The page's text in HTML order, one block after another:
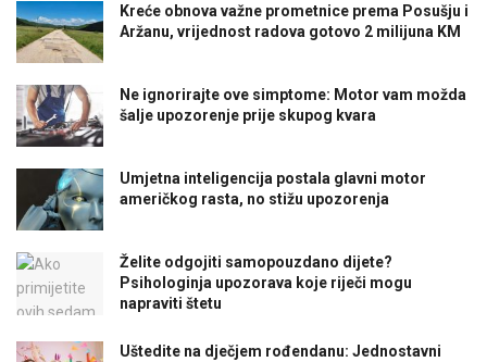
Kreće obnova važne prometnice prema Posušju i
Aržanu, vrijednost radova gotovo 2 milijuna KM
Ne ignorirajte ove simptome: Motor vam možda
šalje upozorenje prije skupog kvara
Umjetna inteligencija postala glavni motor
američkog rasta, no stižu upozorenja
Želite odgojiti samopouzdano dijete?
Psihologinja upozorava koje riječi mogu
napraviti štetu
Uštedite na dječjem rođendanu: Jednostavni